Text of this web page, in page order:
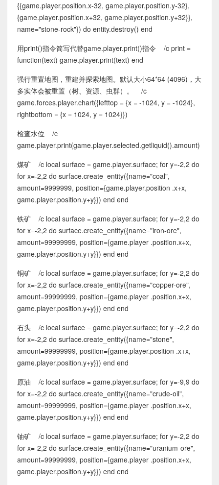
{{game.player.position.x-32, game.player.position.y-32},
{game.player.position.x+32, game.player.position.y+32}},
name="stone-rock"}) do entity.destroy() end
用print()指令简写代替game.player.print()指令 /c print =
function(text) game.player.print(text) end
强行重置地图，重建并探索地图。默认大小64*64 (4096)，大
多实体会被重置（树、资源、虫群）。 /c
game.forces.player.chart({lefttop = {x = -1024, y = -1024},
rightbottom = {x = 1024, y = 1024}})
检查水位 /c
game.player.print(game.player.selected.getliquid().amount)
煤矿 /c local surface = game.player.surface; for y=-2,2 do
for x=-2,2 do surface.create_entity({name="coal",
amount=9999999, position={game.player.position .x+x,
game.player.position.y+y}}) end end
铁矿 /c local surface = game.player.surface; for y=-2,2 do
for x=-2,2 do surface.create_entity({name="iron-ore",
amount=99999999, position={game.player .position.x+x,
game.player.position.y+y}}) end end
铜矿 /c local surface = game.player.surface; for y=-2,2 do
for x=-2,2 do surface.create_entity({name="copper-ore",
amount=99999999, position={game.player .position.x+x,
game.player.position.y+y}}) end end
石头 /c local surface = game.player.surface; for y=-2,2 do
for x=-2,2 do surface.create_entity({name="stone",
amount=99999999, position={game.player.position .x+x,
game.player.position.y+y}}) end end
原油 /c local surface = game.player.surface; for y=-9,9 do
for x=-2,2 do surface.create_entity({name="crude-oil",
amount=99999999, position={game.player .position.x+x,
game.player.position.y+y}}) end end
铀矿 /c local surface = game.player.surface; for y=-2,2 do
for x=-2,2 do surface.create_entity({name="uranium-ore",
amount=99999999, position={game.player .position.x+x,
game.player.position.y+y}}) end end